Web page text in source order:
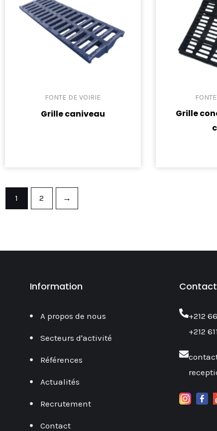
FONTE DE VOIRIE
Grille caniveau
Grille
1 2 →
Information
A propos de nous
Secteurs d'activité
Références
Actualités
Recrutement
Contact
Contact
‎+212
+212